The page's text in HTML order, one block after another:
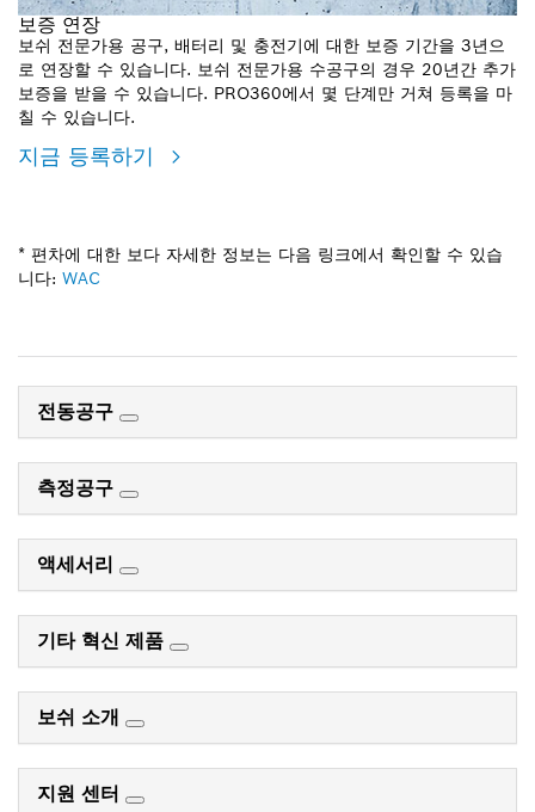
보증 연장
보쉬 전문가용 공구, 배터리 및 충전기에 대한 보증 기간을 3년으
로 연장할 수 있습니다. 보쉬 전문가용 수공구의 경우 20년간 추가
보증을 받을 수 있습니다. PRO360에서 몇 단계만 거쳐 등록을 마
칠 수 있습니다.
지금 등록하기
* 편차에 대한 보다 자세한 정보는 다음 링크에서 확인할 수 있습
니다: WAC
전동공구
측정공구
액세서리
기타 혁신 제품
보쉬 소개
지원 센터